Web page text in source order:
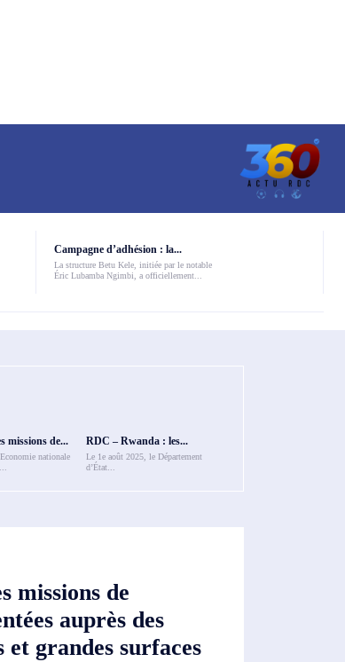
Campagne d’adhésion : la...
La structure Betu Kele, initiée par le notable
Éric Lubamba Ngimbi, a officiellement...
missions de...
nationale
RDC – Rwanda : les...
Le 1e août 2025, le Département
d’État...
missions de
auprès des
et grandes surfaces